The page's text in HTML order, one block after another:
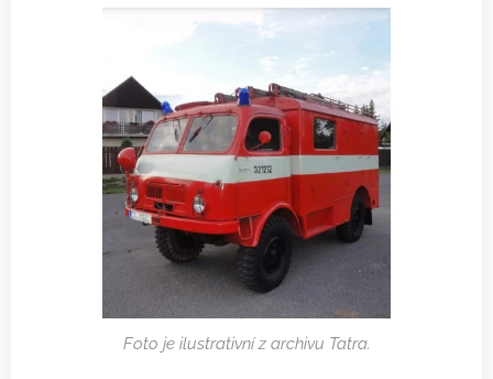
Foto je ilustrativní z archivu Tatra.